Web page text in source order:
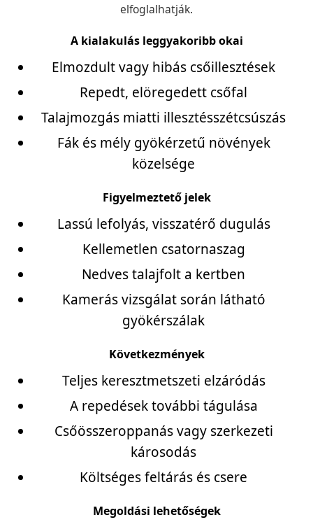
elfoglalhatják.
A kialakulás leggyakoribb okai
Elmozdult vagy hibás csőillesztések
Repedt, elöregedett csőfal
Talajmozgás miatti illesztésszétcsúszás
Fák és mély gyökérzetű növények
közelsége
Figyelmeztető jelek
Lassú lefolyás, visszatérő dugulás
Kellemetlen csatornaszag
Nedves talajfolt a kertben
Kamerás vizsgálat során látható
gyökérszálak
Következmények
Teljes keresztmetszeti elzáródás
A repedések további tágulása
Csőösszeroppanás vagy szerkezeti
károsodás
Költséges feltárás és csere
Megoldási lehetőségek